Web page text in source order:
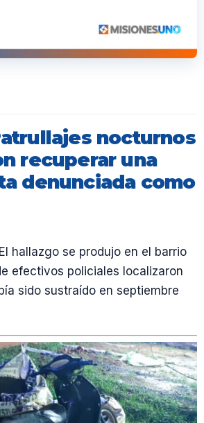
nocturnos
recuperar una
denunciada como
hallazgo se produjo en el barrio
efectivos policiales localizaron
sido sustraído en septiembre